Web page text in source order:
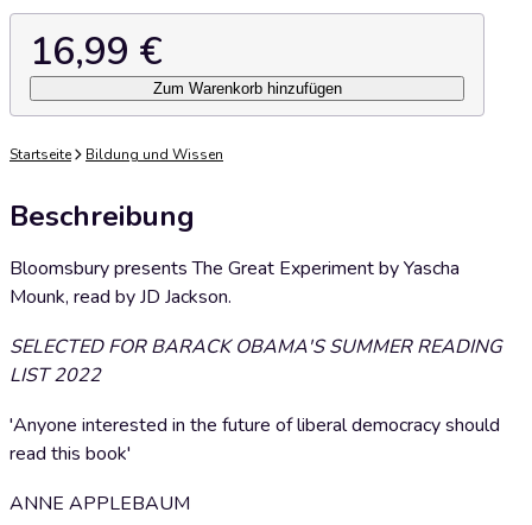
16,99 €
Zum Warenkorb hinzufügen
Startseite Bildung und Wissen
Beschreibung
Bloomsbury presents The Great Experiment by Yascha
Mounk, read by JD Jackson.
SELECTED FOR BARACK OBAMA'S SUMMER READING
LIST 2022
'Anyone interested in the future of liberal democracy should
read this book'
ANNE APPLEBAUM